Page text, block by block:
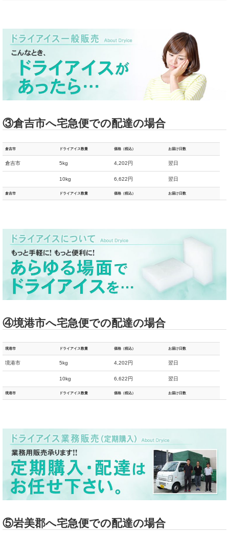
③倉吉市へ宅急便での配達の場合
倉吉市 ドライアイス数量 価格（税込） お届け日数
倉吉市 5kg 4,202円 翌日
10kg 6,622円 翌日
倉吉市 ドライアイス数量 価格（税込） お届け日数
④境港市へ宅急便での配達の場合
境港市 ドライアイス数量 価格（税込） お届け日数
境港市 5kg 4,202円 翌日
10kg 6,622円 翌日
境港市 ドライアイス数量 価格（税込） お届け日数
⑤岩美郡へ宅急便での配達の場合